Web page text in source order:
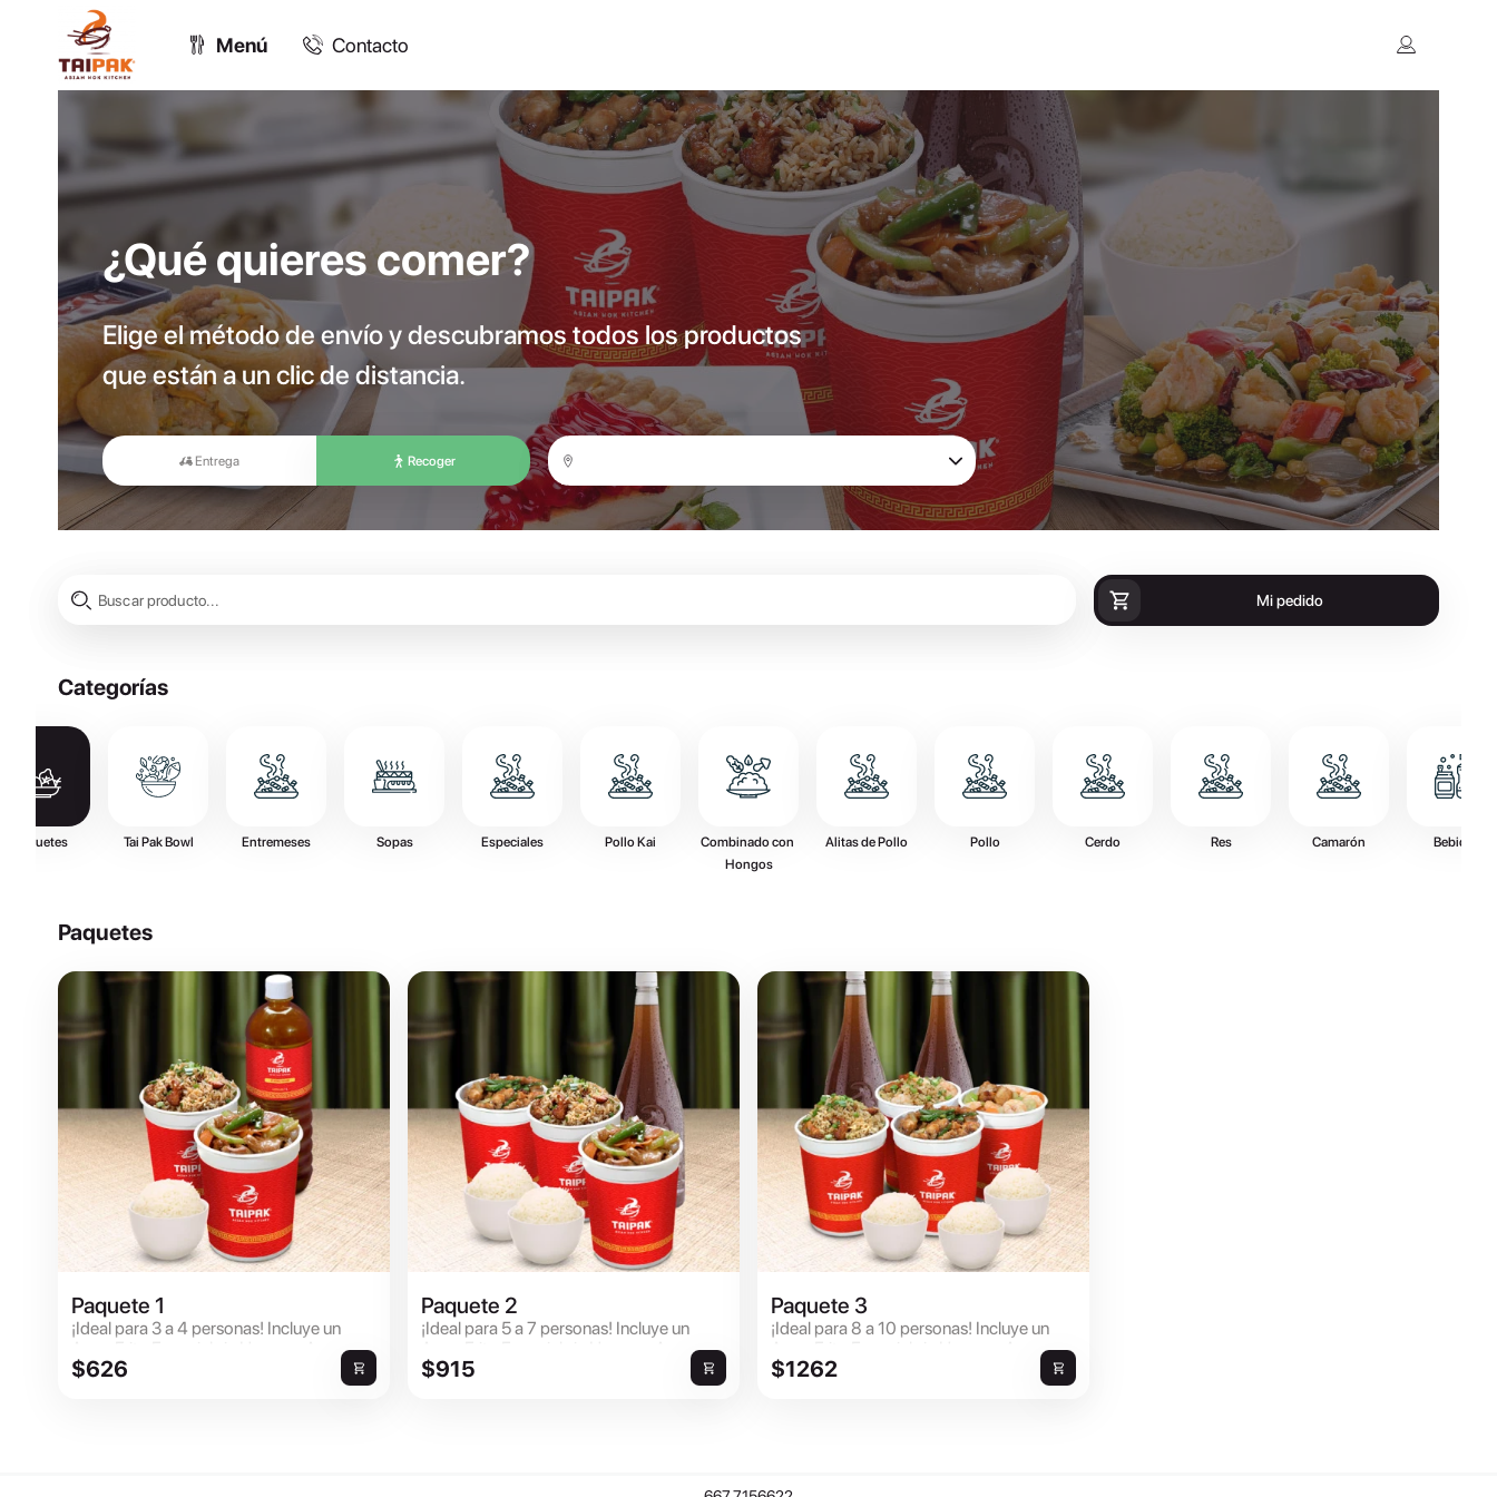
Menú Contacto
¿Qué quieres comer?
Elige el método de envío y descubramos todos los productos
que están a un clic de distancia.
Entrega Recoger
Mi pedido
Categorías
Paquetes Tai Pak Bowl Entremeses Sopas Especiales Pollo Kai
Combinado con
Hongos
Alitas de Pollo Pollo Cerdo Res Camarón Bebidas
Paquetes
Paquete 1
¡Ideal para 3 a 4 personas! Incluye un
Arroz Frito Especial sin Huevo o Arroz
Frito de Pollo más un ...
$626
Paquete 2
¡Ideal para 5 a 7 personas! Incluye un
Arroz Frito Especial sin Huevo o Arroz
Frito de Pollo más 2 p...
$915
Paquete 3
¡Ideal para 8 a 10 personas! Incluye un
Arroz Frito Especial sin Huevo o Arroz
Frito de Pollo más 3 ...
$1262